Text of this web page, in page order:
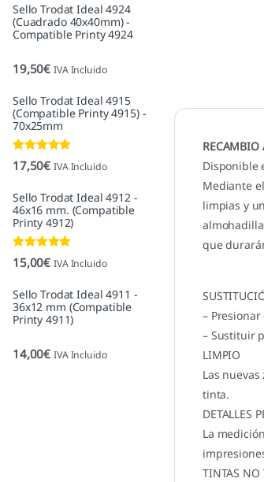
RECAMBIO
Disponible
Mediante
limpias y
que
–
– Sustituir
LIMPIO
Las
tinta.
DETALLES
La
TINTAS NO
Sello Trodat Ideal 4924
(Cuadrado 40x40mm) -
Compatible Printy 4924
19,50€ IVA Incluido
Sello Trodat Ideal 4915
(Compatible Printy 4915) -
70x25mm
Valorado con
5.00de 5
17,50€ IVA Incluido
Sello Trodat Ideal 4912 -
46x16 mm. (Compatible
Printy 4912)
Valorado con
5.00de 5
15,00€ IVA Incluido
Sello Trodat Ideal 4911 -
36x12 mm (Compatible
Printy 4911)
14,00€ IVA Incluido